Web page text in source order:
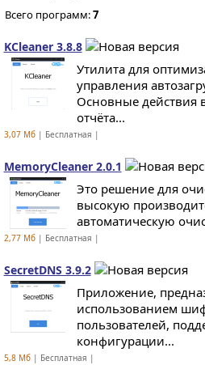
Всего программ:7
KCleaner 3.8.8
Утилита для
управления
Основные действия
отчёта...
3,07 Мб| Бесплатная |
MemoryCleaner 2.0.1
Это решение для
высокую
автоматическую
2,77 Мб| Бесплатная |
SecretDNS 3.9.2
Приложение,
использованием
пользователей,
конфигурации...
5,8 Мб| Бесплатная |